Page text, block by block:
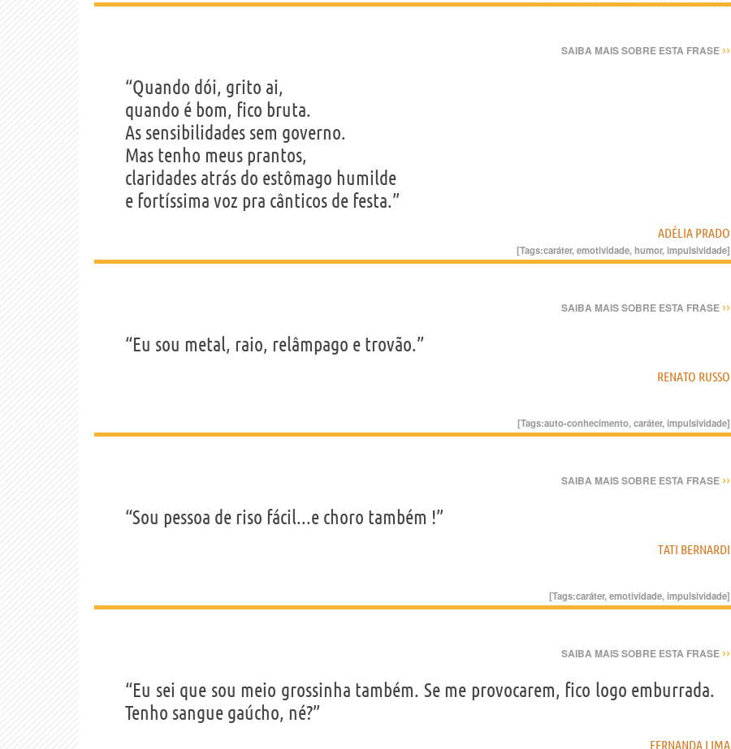
SAIBA MAIS SOBRE ESTA FRASE ››
“Quando dói, grito ai,
quando é bom, fico bruta.
As sensibilidades sem governo.
Mas tenho meus prantos,
claridades atrás do estômago humilde
e fortíssima voz pra cânticos de festa.”
ADÉLIA PRADO
[Tags:caráter,emotividade,humor,impulsividade]
SAIBA MAIS SOBRE ESTA FRASE ››
“Eu sou metal, raio, relâmpago e trovão.”
RENATO RUSSO
[Tags:auto-conhecimento,caráter,impulsividade]
SAIBA MAIS SOBRE ESTA FRASE ››
“Sou pessoa de riso fácil...e choro também !”
TATI BERNARDI
[Tags:caráter,emotividade,impulsividade]
SAIBA MAIS SOBRE ESTA FRASE ››
“Eu sei que sou meio grossinha também. Se me provocarem, fico logo emburrada.
Tenho sangue gaúcho, né?”
FERNANDA LIMA